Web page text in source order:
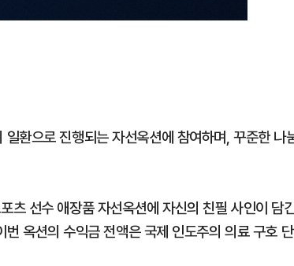
일환으로 진행되는 자선옥션에 참여하며, 꾸준한 나
츠 선수 애장품 자선옥션에 자신의 친필 사인이 담
옥션의 수익금 전액은 국제 인도주의 의료 구호 단